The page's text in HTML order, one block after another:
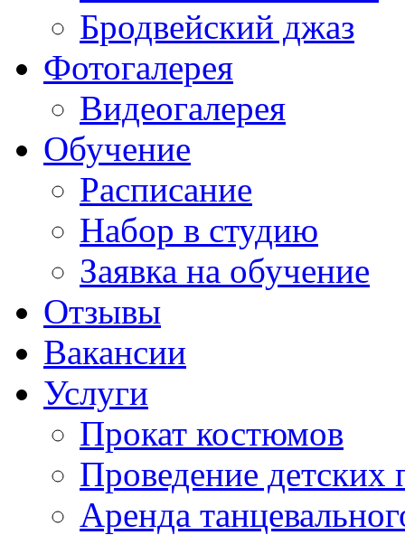
Бродвейский джаз
Фотогалерея
Видеогалерея
Обучение
Расписание
Набор в студию
Заявка на обучение
Отзывы
Вакансии
Услуги
Прокат костюмов
Проведение детских
Аренда